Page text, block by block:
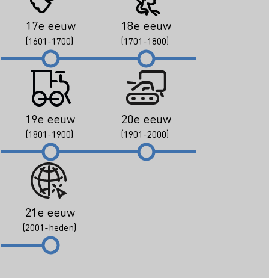
17e eeuw
(1601-1700)
18e eeuw
(1701-1800)
19e eeuw
(1801-1900)
20e eeuw
(1901-2000)
21e eeuw
(2001-heden)